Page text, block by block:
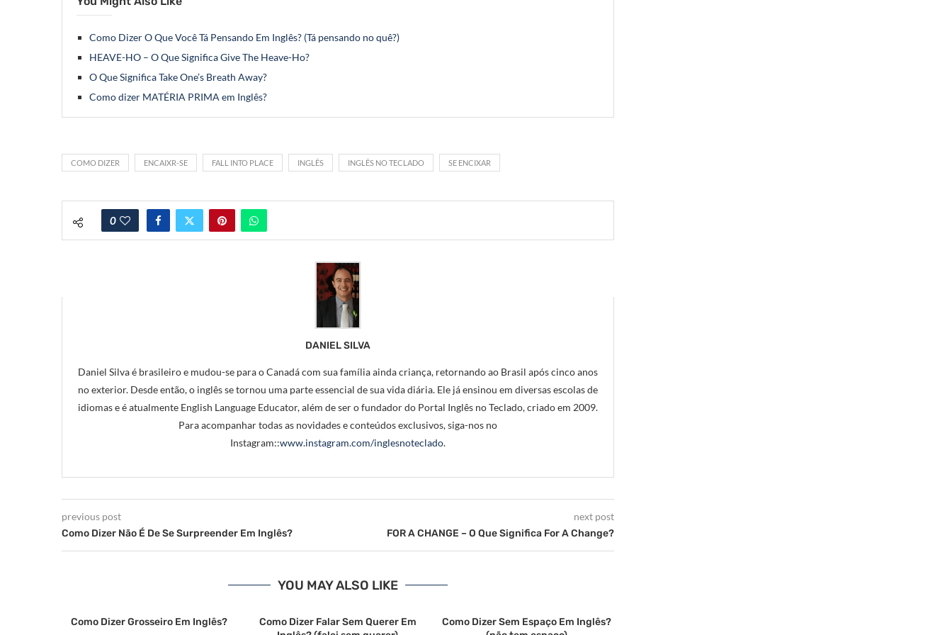
Como Dizer O Que Você Tá Pensando Em Inglês? (Tá pensando no quê?)
HEAVE-HO – O Que Significa Give The Heave-Ho?
O Que Significa Take One’s Breath Away?
Como dizer MATÉRIA PRIMA em Inglês?
COMO DIZER ENCAIXR-SE FALL INTO PLACE INGLÊS INGLÊS NO TECLADO SE ENCIXAR
0
DANIEL SILVA
Daniel Silva é brasileiro e mudou-se para o Canadá com sua família ainda criança, retornando ao Brasil após cinco anos
no exterior. Desde então, o inglês se tornou uma parte essencial de sua vida diária. Ele já ensinou em diversas escolas de
idiomas e é atualmente English Language Educator, além de ser o fundador do Portal Inglês no Teclado, criado em 2009.
Para acompanhar todas as novidades e conteúdos exclusivos, siga-nos no
Instagram::www.instagram.com/inglesnoteclado.
previous post
Como Dizer Não É De Se Surpreender Em Inglês?
next post
FOR A CHANGE – O Que Significa For A Change?
YOU MAY ALSO LIKE
Como Dizer Grosseiro Em Inglês?
Como Dizer Falar Sem Querer Em
Como Dizer Sem Espaço Em Inglês?